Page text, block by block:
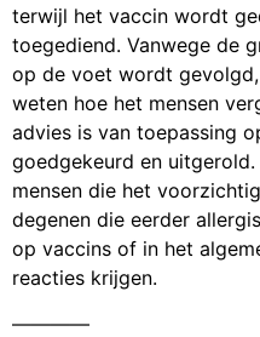
terwijl het vaccin wordt
toegediend. Vanwege de
op de voet wordt
weten hoe het mensen
advies is van toepassing
goedgekeurd en
mensen die het
degenen die eerder
op vaccins of in het
reacties krijgen.
————